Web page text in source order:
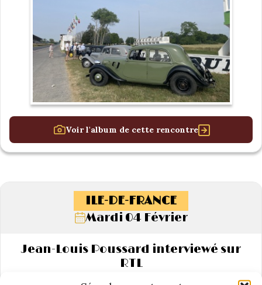
Voir l'album de cette rencontre
ILE-DE-FRANCE
Mardi 04 Février
Jean-Louis Poussard interviewé sur
RTL